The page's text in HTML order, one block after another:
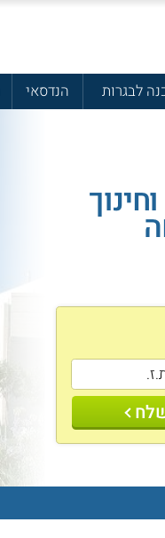
לבגרות הנדסאי